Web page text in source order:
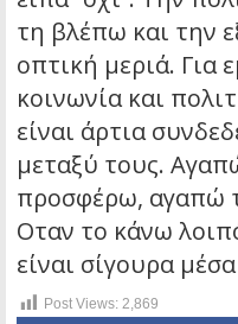
τη βλέπω και την
οπτική μεριά. Για
κοινωνία και
είναι άρτια
μεταξύ τους.
προσφέρω, αγαπώ
Οταν το κάνω
είναι σίγουρα
Post Views: 2,869